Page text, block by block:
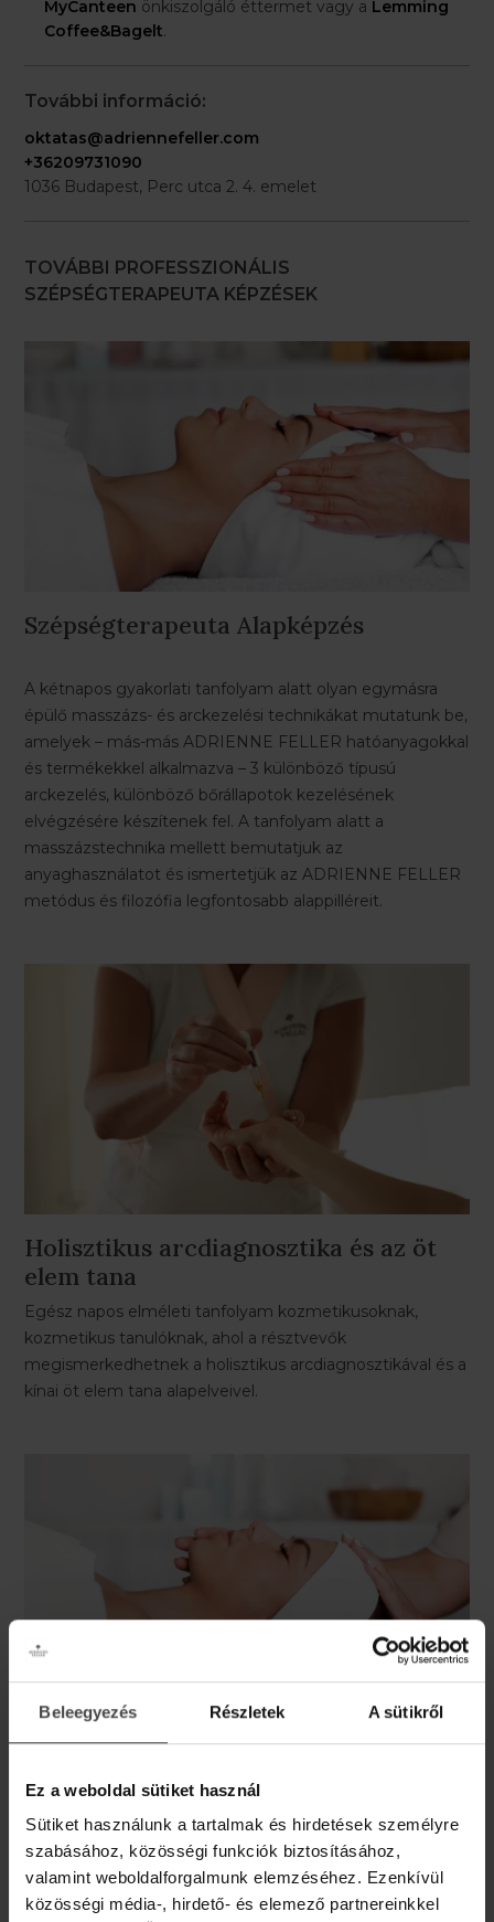
Beleegyezés Részletek A sütikről
Ez a weboldal sütiket használ
Sütiket használunk a tartalmak és hirdetések személyre
szabásához, közösségi funkciók biztosításához,
valamint weboldalforgalmunk elemzéséhez. Ezenkívül
közösségi média-, hirdető- és elemező partnereinkkel
MyCanteen önkiszolgáló éttermet vagy a Lemming
Coffee&Bagelt.
További információ:
oktatas@adriennefeller.com
+36209731090
1036 Budapest, Perc utca 2. 4. emelet
TOVÁBBI PROFESSZIONÁLIS
SZÉPSÉGTERAPEUTA KÉPZÉSEK
Szépségterapeuta Alapképzés
A kétnapos gyakorlati tanfolyam alatt olyan egymásra
épülő masszázs- és arckezelési technikákat mutatunk be,
amelyek – más-más ADRIENNE FELLER hatóanyagokkal
és termékekkel alkalmazva – 3 különböző típusú
arckezelés, különböző bőrállapotok kezelésének
elvégzésére készítenek fel. A tanfolyam alatt a
masszázstechnika mellett bemutatjuk az
anyaghasználatot és ismertetjük az ADRIENNE FELLER
metódus és filozófia legfontosabb alappilléreit.
Holisztikus arcdiagnosztika és az öt
elem tana
Egész napos elméleti tanfolyam kozmetikusoknak,
kozmetikus tanulóknak, ahol a résztvevők
megismerkedhetnek a holisztikus arcdiagnosztikával és a
kínai öt elem tana alapelveivel.
Hungarian Spring luxus rituálé
Egész napos gyakorlati tanfolyam kozmetikusoknak,
kozmetikus tanulóknak, mely különleges mélydekoltázs
masszázzsal, a hazai gyógynövényeket és termálvizet
tartalmazó Hungarian Spring termékcsalád használatával
tölti föl az arc, a dekoltázs és a mellek bőrét.